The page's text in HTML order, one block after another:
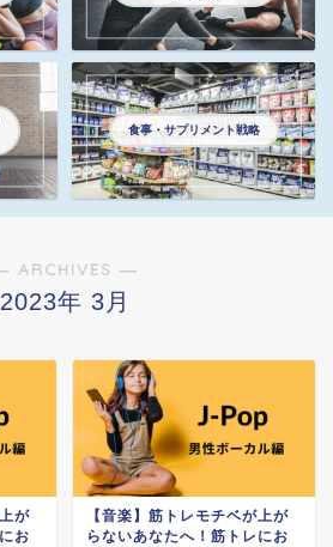
食事・サプリメント戦略
ARCHIVES ―
2023年 3月
が
お
【音楽】筋トレモチベが上が
らないあなたへ！筋トレにお